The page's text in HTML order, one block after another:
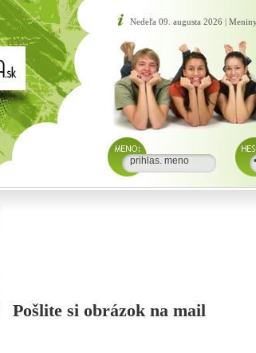
Nedeľa 09. augusta 2026 |
Pošlite si obrázok na mail